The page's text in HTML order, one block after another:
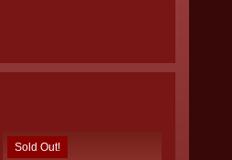
Sold Out!